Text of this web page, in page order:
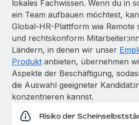
lokales Fachwissen. Wenn du in
ein Team aufbauen möchtest,
Global-HR-Plattform wie Remote
und rechtskonform
Ländern, in denen wir unser
Produkt anbieten, übernehmen
Aspekte der Beschäftigung,
die Auswahl geeigneter
konzentrieren kannst.
Risiko der